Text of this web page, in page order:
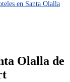
en Santa Olalla
Olalla de